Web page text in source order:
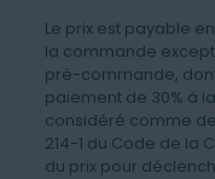
Le prix est payable
la commande
pré-commande,
paiement de 30% à
considéré comme
214-1 du Code de la
du prix pour